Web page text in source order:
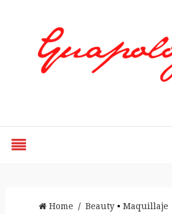
Home / Beauty• Maquillaje